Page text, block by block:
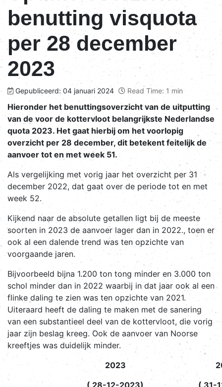
benutting visquota
per 28 december
2023
Gepubliceerd: 04 januari 2024 Read Time: 1 min
Hieronder het benuttingsoverzicht van de uitputting
van de voor de kottervloot belangrijkste Nederlandse
quota 2023. Het gaat hierbij om het voorlopig
overzicht per 28 december, dit betekent feitelijk de
aanvoer tot en met week 51.
Als vergelijking met vorig jaar het overzicht per 31
december 2022, dat gaat over de periode tot en met
week 52.
Kijkend naar de absolute getallen ligt bij de meeste
soorten in 2023 de aanvoer lager dan in 2022., toen er
ook al een dalende trend was ten opzichte van
voorgaande jaren.
Bijvoorbeeld bijna 1.200 ton tong minder en 3.000 ton
schol minder dan in 2022 waarbij in dat jaar ook al een
flinke daling te zien was ten opzichte van 2021.
Uiteraard heeft de daling te maken met de sanering
van een substantieel deel van de kottervloot, die vorig
jaar zijn beslag kreeg. Ook de aanvoer van Noorse
kreeftjes was duidelijk minder.
2023